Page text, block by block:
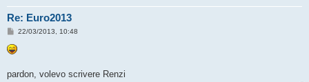
Re: Euro2013
M
s
s
g
22/03/2013, 10:48
pardon, volevo scrivere Renzi